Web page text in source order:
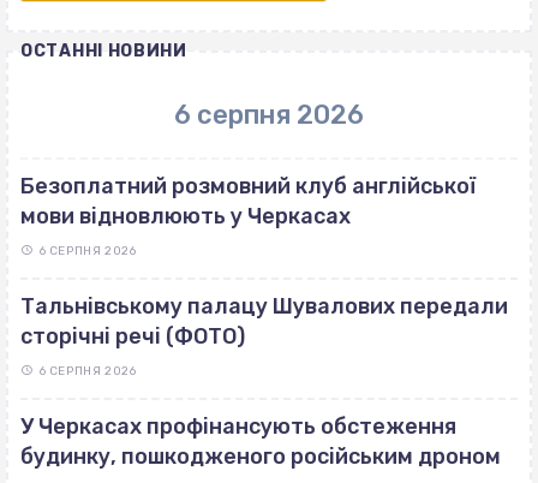
ОСТАННІ НОВИНИ
6 серпня 2026
Безоплатний розмовний клуб англійської
мови відновлюють у Черкасах
6 СЕРПНЯ 2026
Тальнівському палацу Шувалових передали
сторічні речі (ФОТО)
6 СЕРПНЯ 2026
У Черкасах профінансують обстеження
будинку, пошкодженого російським дроном